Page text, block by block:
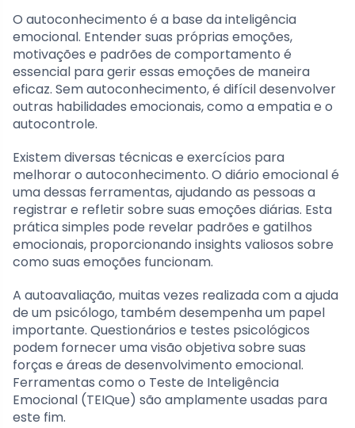
O autoconhecimento é a base da inteligência
emocional. Entender suas próprias emoções,
motivações e padrões de comportamento é
essencial para gerir essas emoções de maneira
eficaz. Sem autoconhecimento, é difícil desenvolver
outras habilidades emocionais, como a empatia e o
autocontrole.
Existem diversas técnicas e exercícios para
melhorar o autoconhecimento. O diário emocional é
uma dessas ferramentas, ajudando as pessoas a
registrar e refletir sobre suas emoções diárias. Esta
prática simples pode revelar padrões e gatilhos
emocionais, proporcionando insights valiosos sobre
como suas emoções funcionam.
A autoavaliação, muitas vezes realizada com a ajuda
de um psicólogo, também desempenha um papel
importante. Questionários e testes psicológicos
podem fornecer uma visão objetiva sobre suas
forças e áreas de desenvolvimento emocional.
Ferramentas como o Teste de Inteligência
Emocional (TEIQue) são amplamente usadas para
este fim.